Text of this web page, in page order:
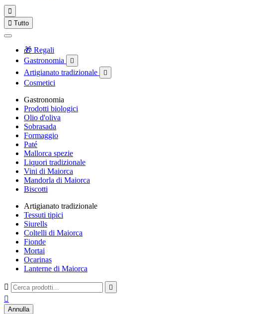

 Tutto
🎁 Regali
Gastronomia

Artigianato tradizionale 
Cosmetici
Gastronomia
Prodotti biologici
Olio d'oliva
Sobrasada
Formaggio
Paté
Mallorca spezie
Liquori tradizionale
Vini di Maiorca
Mandorla di Maiorca
Biscotti
Artigianato tradizionale
Tessuti tipici
Siurells
Coltelli di Maiorca
Fionde
Mortai
Ocarinas
Lanterne di Maiorca
 

Annulla